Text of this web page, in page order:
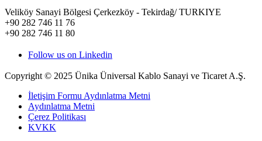
Veliköy Sanayi Bölgesi Çerkezköy - Tekirdağ/ TURKIYE
+90 282 746 11 76
+90 282 746 11 80
Follow us on Linkedin
Copyright © 2025 Ünika Üniversal Kablo Sanayi ve Ticaret A.Ş.
İletişim Formu Aydınlatma Metni
Aydınlatma Metni
Çerez Politikası
KVKK